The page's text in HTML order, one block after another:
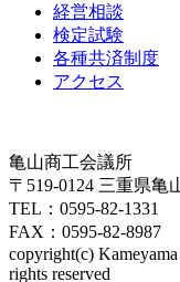
経営相談
検定試験
各種共済制度
アクセス
亀山商工会議所
〒519-0124 三重県亀
TEL：0595-82-1331
FAX：0595-82-8987
copyright(c)
rights reserved